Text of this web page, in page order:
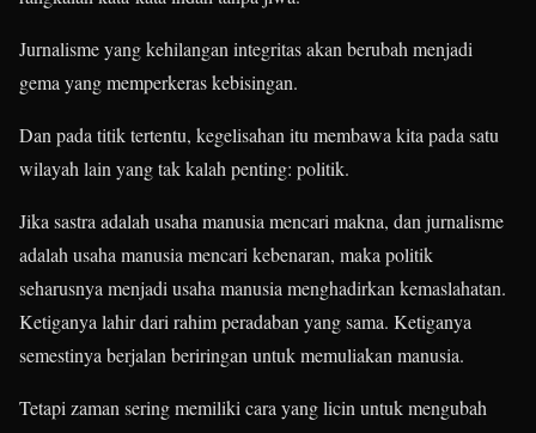
Jurnalisme yang kehilangan integritas akan berubah menjadi
gema yang memperkeras kebisingan.
Dan pada titik tertentu, kegelisahan itu membawa kita pada satu
wilayah lain yang tak kalah penting: politik.
Jika sastra adalah usaha manusia mencari makna, dan jurnalisme
adalah usaha manusia mencari kebenaran, maka politik
seharusnya menjadi usaha manusia menghadirkan kemaslahatan.
Ketiganya lahir dari rahim peradaban yang sama. Ketiganya
semestinya berjalan beriringan untuk memuliakan manusia.
Tetapi zaman sering memiliki cara yang licin untuk mengubah